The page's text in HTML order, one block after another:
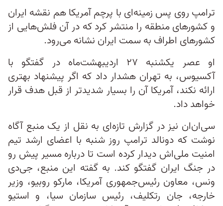
ترامپ روی پس زمینه‌ای با پرچم آمریکا هم نقشه ایران
و کشورهای منطقه را منتشر کرد که در آن فلش‌هایی از
کشورهای اطراف به سمت ایران نشانه می‌رود.
او عصر یکشنبه ۲۷ اردیبهشت‌ماه در گفتگو با
آکسیوس، به تهران هشدار داد که اگر پیشنهاد بهتری
ارائه نکند، آمریکا آن را بسیار شدیدتر از قبل هدف قرار
خواهد داد.
سی‌ان‌ان نیز در گزارش تازه‌ای به نقل از یک منبع آگاه
نوشت که دونالد ترامپ روز شنبه با اعضای ارشد تیم
امنیت ملی‌اش دیدار کرده است تا درباره مسیر پیش‌ رو
در جنگ ایران گفتگو کند. به گفته این منبع، جی‌دی
ونس، معاون رئیس‌جمهوری آمریکا، مارکو روبیو، وزیر
خارجه، جان رتکلیف، رئیس سازمان سیا، و استیو